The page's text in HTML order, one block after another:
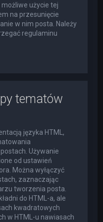
użycie tej
na przesunięcie
w nim posta. Należy
regulaminu
tematów
języka HTML,
Używanie
od ustawień
Można wyłączyć
zaznaczając
tworzenia posta.
do HTML-a, ale
kwadratowych
w HTML-u nawiasach